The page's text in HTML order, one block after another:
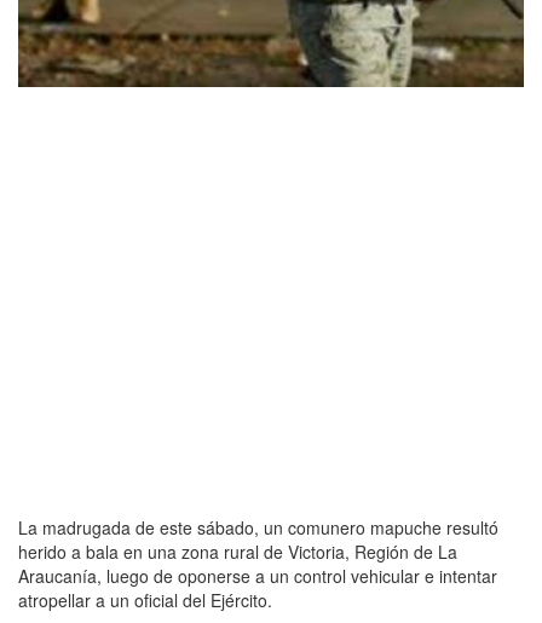
La madrugada de este sábado, un comunero mapuche resultó
herido a bala en una zona rural de Victoria, Región de La
Araucanía, luego de oponerse a un control vehicular e intentar
atropellar a un oficial del Ejército.